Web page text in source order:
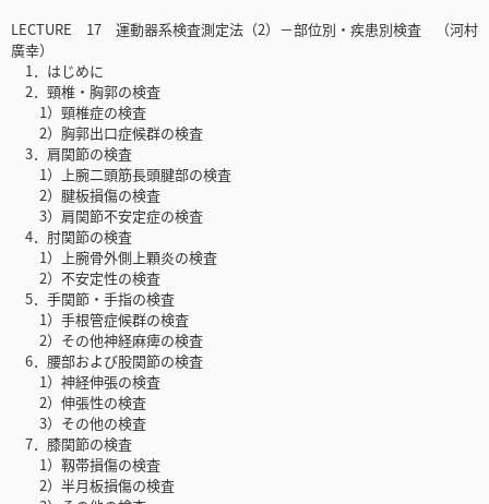
LECTURE 17 運動器系検査測定法（2）－部位別・疾患別検査 （河村
廣幸）
1．はじめに
2．頸椎・胸郭の検査
1）頸椎症の検査
2）胸郭出口症候群の検査
3．肩関節の検査
1）上腕二頭筋長頭腱部の検査
2）腱板損傷の検査
3）肩関節不安定症の検査
4．肘関節の検査
1）上腕骨外側上顆炎の検査
2）不安定性の検査
5．手関節・手指の検査
1）手根管症候群の検査
2）その他神経麻痺の検査
6．腰部および股関節の検査
1）神経伸張の検査
2）伸張性の検査
3）その他の検査
7．膝関節の検査
1）靱帯損傷の検査
2）半月板損傷の検査